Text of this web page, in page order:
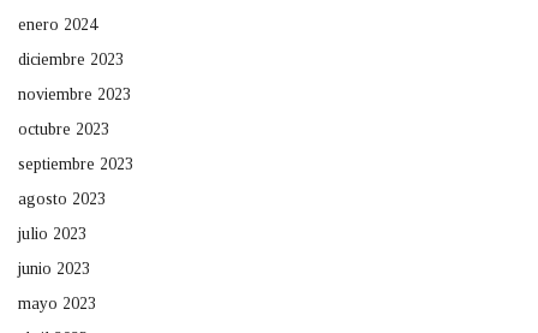
enero 2024
diciembre 2023
noviembre 2023
octubre 2023
septiembre 2023
agosto 2023
julio 2023
junio 2023
mayo 2023